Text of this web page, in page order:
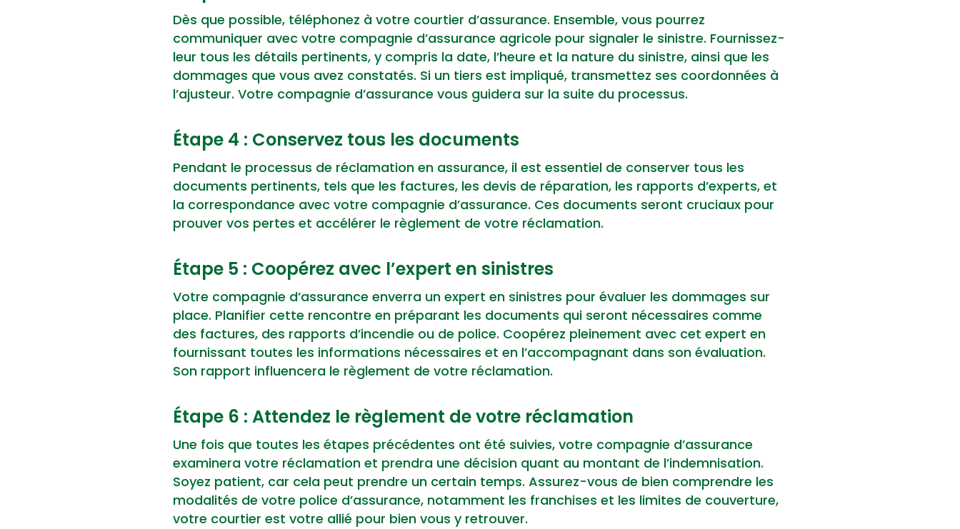
Dès que possible, téléphonez à votre courtier d’assurance. Ensemble, vous pourrez
communiquer avec votre compagnie d’assurance agricole pour signaler le sinistre. Fournissez-
leur tous les détails pertinents, y compris la date, l’heure et la nature du sinistre, ainsi que les
dommages que vous avez constatés. Si un tiers est impliqué, transmettez ses coordonnées à
l’ajusteur. Votre compagnie d’assurance vous guidera sur la suite du processus.
Étape 4 : Conservez tous les documents
Pendant le processus de réclamation en assurance, il est essentiel de conserver tous les
documents pertinents, tels que les factures, les devis de réparation, les rapports d’experts, et
la correspondance avec votre compagnie d’assurance. Ces documents seront cruciaux pour
prouver vos pertes et accélérer le règlement de votre réclamation.
Étape 5 : Coopérez avec l’expert en sinistres
Votre compagnie d’assurance enverra un expert en sinistres pour évaluer les dommages sur
place. Planifier cette rencontre en préparant les documents qui seront nécessaires comme
des factures, des rapports d’incendie ou de police. Coopérez pleinement avec cet expert en
fournissant toutes les informations nécessaires et en l’accompagnant dans son évaluation.
Son rapport influencera le règlement de votre réclamation.
Étape 6 : Attendez le règlement de votre réclamation
Une fois que toutes les étapes précédentes ont été suivies, votre compagnie d’assurance
examinera votre réclamation et prendra une décision quant au montant de l’indemnisation.
Soyez patient, car cela peut prendre un certain temps. Assurez-vous de bien comprendre les
modalités de votre police d’assurance, notamment les franchises et les limites de couverture,
votre courtier est votre allié pour bien vous y retrouver.